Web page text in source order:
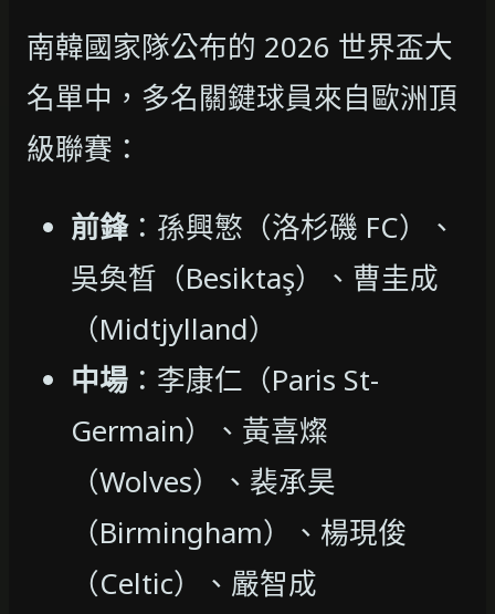
南韓國家隊公布的 2026 世界盃大
名單中，多名關鍵球員來自歐洲頂
級聯賽：
前鋒：孫興慜（洛杉磯 FC）、
吳奐晳（Besiktaş）、曹圭成
（Midtjylland）
中場 ：李康仁（Paris St-
Germain）、黃喜燦
（Wolves）、裴承昊
（Birmingham）、楊現俊
（Celtic）、嚴智成